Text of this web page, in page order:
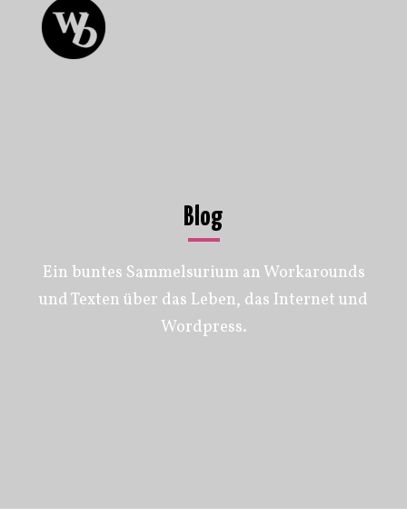
Blog
Ein buntes Sammelsurium an Workarounds
und Texten über das Leben, das Internet und
Wordpress.